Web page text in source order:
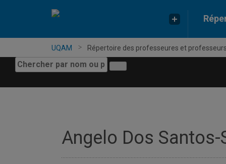
UQAM Répertoire des professeures et
Chercher
par
Soumettre
Angelo Dos Santos-